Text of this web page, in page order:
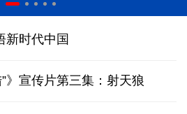
新时代中国
》宣传片第三集：射天狼